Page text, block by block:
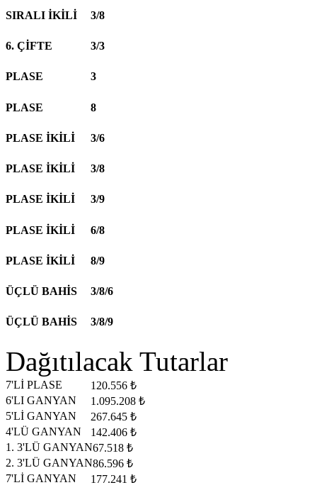
SIRALI İKİLİ 3/8
6. ÇİFTE 3/3
PLASE 3
PLASE 8
PLASE İKİLİ 3/6
PLASE İKİLİ 3/8
PLASE İKİLİ 3/9
PLASE İKİLİ 6/8
PLASE İKİLİ 8/9
ÜÇLÜ BAHİS 3/8/6
ÜÇLÜ BAHİS 3/8/9
Dağıtılacak Tutarlar
7'Lİ PLASE
120.556 ₺
6'LI GANYAN
1.095.208 ₺
5'Lİ GANYAN
267.645 ₺
4'LÜ GANYAN
142.406 ₺
1. 3'LÜ GANYAN67.518 ₺
2. 3'LÜ GANYAN86.596 ₺
7'Lİ GANYAN
177.241 ₺